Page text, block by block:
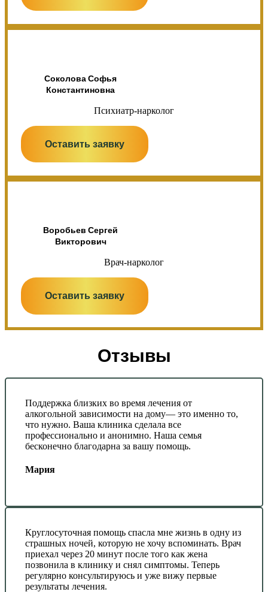
Соколова Софья
Константиновна
Психиатр-нарколог
Оставить заявку
Воробьев Сергей
Викторович
Врач-нарколог
Оставить заявку
Отзывы
Поддержка близких во время лечения от
алкогольной зависимости на дому— это именно то,
что нужно. Ваша клиника сделала все
профессионально и анонимно. Наша семья
бесконечно благодарна за вашу помощь.
Мария
Круглосуточная помощь спасла мне жизнь в одну из
страшных ночей, которую не хочу вспоминать. Врач
приехал через 20 минут после того как жена
позвонила в клинику и снял симптомы. Теперь
регулярно консультируюсь и уже вижу первые
результаты лечения.